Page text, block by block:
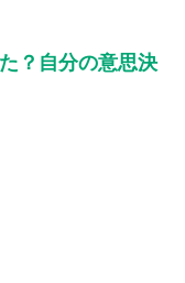
？自分の意思決